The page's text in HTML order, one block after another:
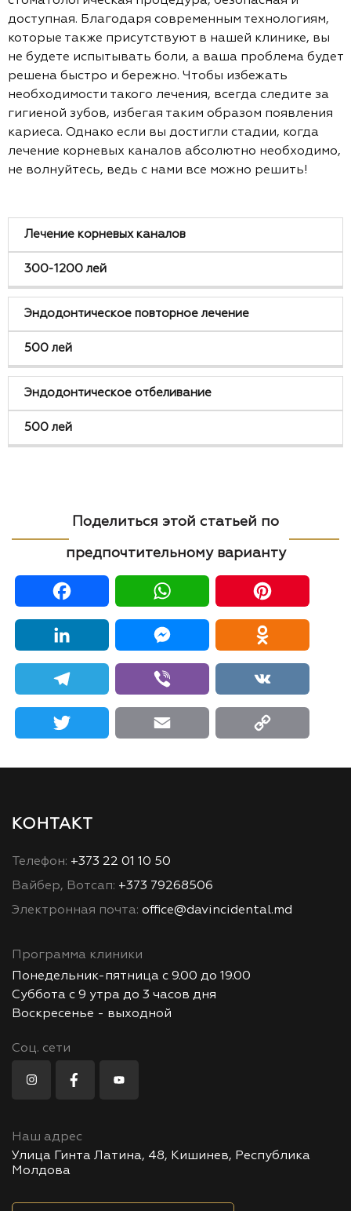
доступная. Благодаря современным технологиям,
которые также присутствуют в нашей клинике, вы
не будете испытывать боли, а ваша проблема будет
решена быстро и бережно. Чтобы избежать
необходимости такого лечения, всегда следите за
гигиеной зубов, избегая таким образом появления
кариеса. Однако если вы достигли стадии, когда
лечение корневых каналов абсолютно необходимо,
не волнуйтесь, ведь с нами все можно решить!
лечение Расходы
Лечение корневых каналов
300-1200 лей
Эндодонтическое повторное лечение
500 лей
Эндодонтическое отбеливание
500 лей
Поделиться этой статьей по
предпочтительному варианту
Facebook WhatsApp
LinkedIn Messenger
Telegram
Twitter
КОНТАКТ
Телефон: +373 22 01 10 50
Вайбер, Вотсап: +373 79268506
Электронная почта: office@davincidental.md
Программа клиники
Понедельник-пятница с 9.00 до 19.00
Суббота с 9 утра до 3 часов дня
Воскресенье - выходной
Соц. сети
Наш адрес
Улица Гинта Латина, 48, Кишинев, Республика
Молдова